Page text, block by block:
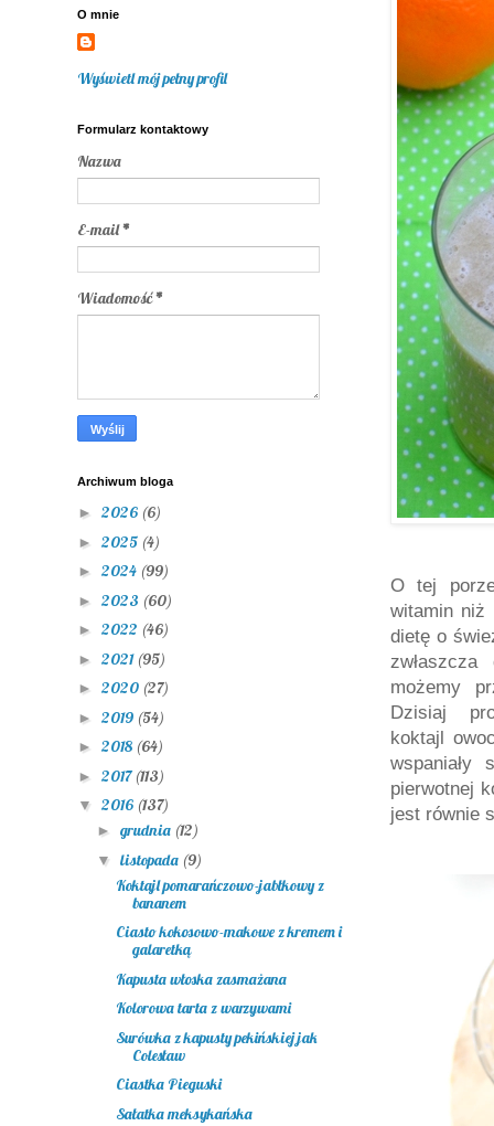
O tej
witamin niż
dietę o
możemy
Dzisiaj
koktajl
wspaniały
pierwotnej
jest równie
O mnie
Wyświetl mój pełny profil
Formularz kontaktowy
Nazwa
E-mail*
Wiadomość*
Archiwum bloga
► 2026 (6)
► 2025 (4)
► 2024 (99)
► 2023 (60)
► 2022 (46)
► 2021 (95)
► 2020 (27)
► 2019 (54)
► 2018 (64)
► 2017(113)
▼ 2016 (137)
► grudnia (12)
▼ listopada (9)
Koktajl pomarańczowo-jabłkowy z
bananem
Ciasto kokosowo-makowe z kremem i
galaretką
Kapusta włoska zasmażana
Kolorowa tarta z warzywami
Surówka z kapusty pekińskiej jak
Colesław
Ciastka Pieguski
Sałatka meksykańska